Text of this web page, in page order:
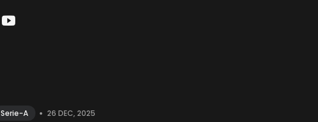
Serie-A • 26 DEC, 2025